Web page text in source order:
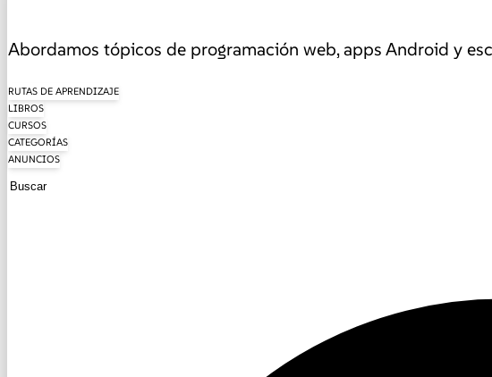
Abordamos tópicos de programación web, apps Android y
RUTAS DE APRENDIZAJE
LIBROS
CURSOS
CATEGORÍAS
ANUNCIOS